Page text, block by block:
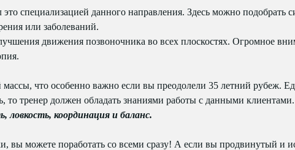
специализацией данного направления. Здесь можно подобрать
или заболеваний.
движения позвоночника во всех плоскостях. Огромное
что особенно важно если вы преодолели 35 летний рубеж.
то тренер должен обладать знаниями работы с данными клиентами.
ловкость, координация и баланс.
вы можете поработать со всеми сразу! А если вы продвинутый и